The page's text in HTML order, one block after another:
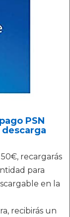
PSN
descarga
recargarás
para
en la
recibirás un